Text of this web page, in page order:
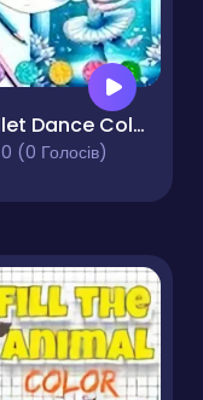
Ballet Dance Coloring Book
0 (0 Голосів)